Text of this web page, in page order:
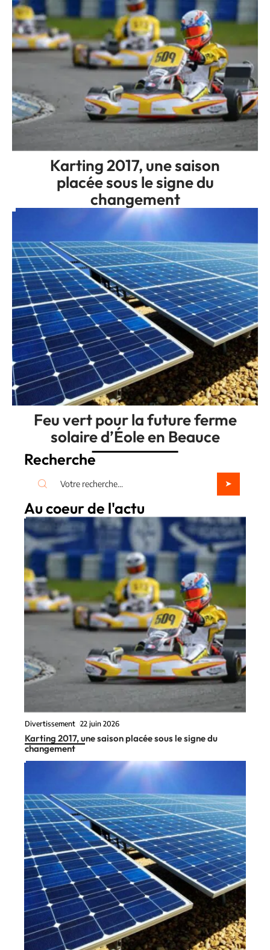
Karting 2017, une saison
placée sous le signe du
changement
Feu vert pour la future ferme
solaire d’Éole en Beauce
Recherche
Au coeur de l'actu
Divertissement 22 juin 2026
Karting 2017, une saison placée sous le signe du
changement